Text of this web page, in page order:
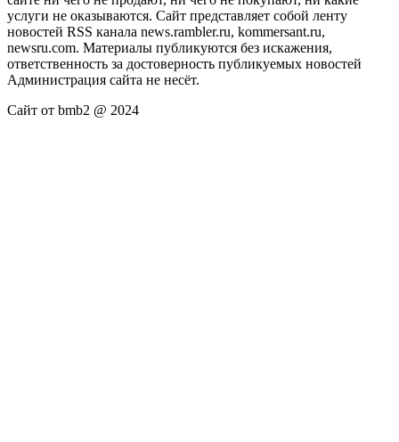
услуги не оказываются. Сайт представляет собой ленту
новостей RSS канала news.rambler.ru, kommersant.ru,
newsru.com. Материалы публикуются без искажения,
ответственность за достоверность публикуемых новостей
Администрация сайта не несёт.
Сайт от bmb2 @ 2024